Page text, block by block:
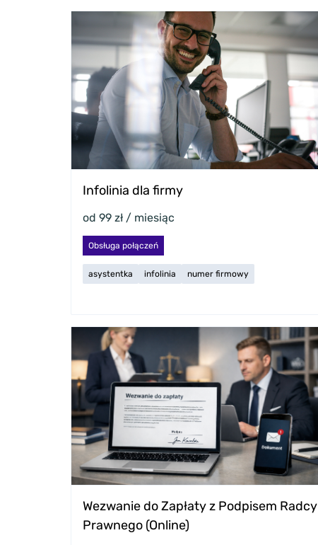
Infolinia dla firmy
od 99 zł / miesiąc
Obsługa połączeń
asystentka infolinia numer firmowy
Wezwanie do Zapłaty z Podpisem Radcy
Prawnego (Online)